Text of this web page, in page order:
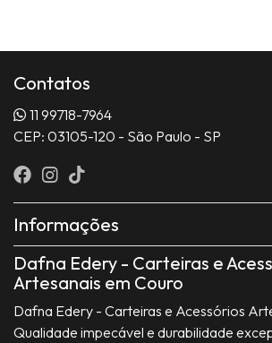
Contatos
11 99718-7964
CEP: 03105-120 - São Paulo - SP
Informações
Dafna Edery - Carteiras e
Artesanais em Couro
Dafna Edery - Carteiras e Acessórios
Qualidade impecável e durabilidade